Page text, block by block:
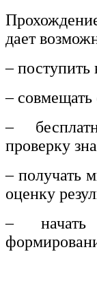
дает
– поступить
– совмещать
–
проверку
– получать
оценку
– начать